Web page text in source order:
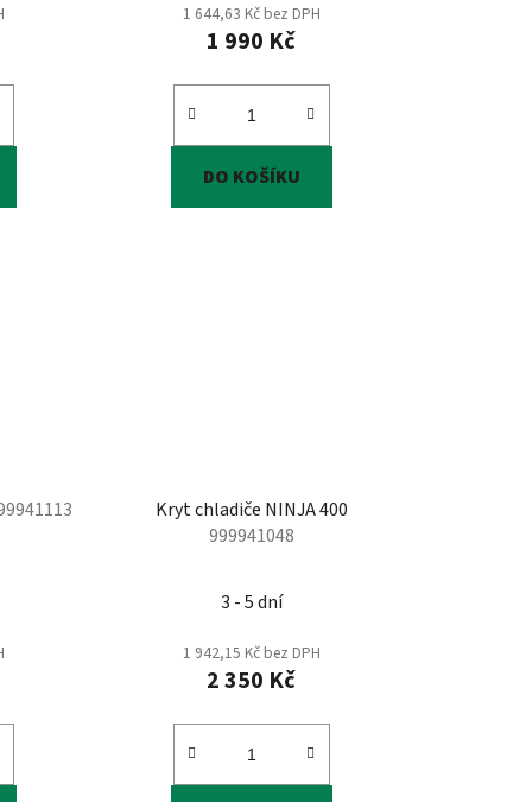
1 644,63 Kč bez DPH
1 990 Kč
DO KOŠÍKU
Kryt chladiče NINJA 400
999941048
3 - 5 dní
1 942,15 Kč bez DPH
2 350 Kč